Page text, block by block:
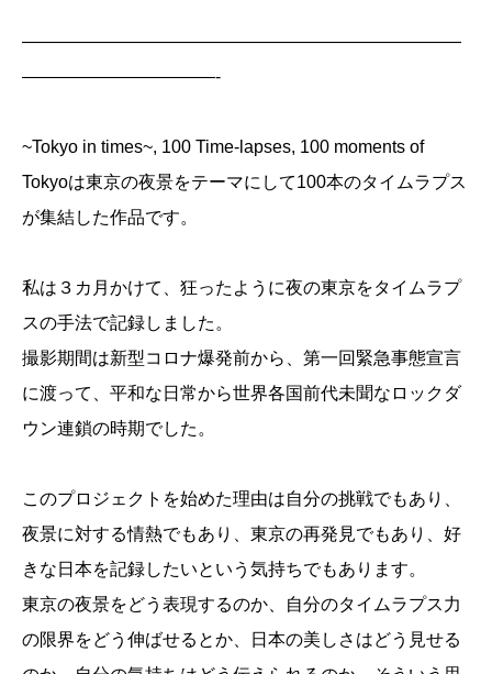
—————————————————————————
———————————-
~Tokyo in times~, 100 Time-lapses, 100 moments of
Tokyoは東京の夜景をテーマにして100本のタイムラプス
が集結した作品です。
私は３カ月かけて、狂ったように夜の東京をタイムラプ
スの手法で記録しました。
撮影期間は新型コロナ爆発前から、第一回緊急事態宣言
に渡って、平和な日常から世界各国前代未聞なロックダ
ウン連鎖の時期でした。
このプロジェクトを始めた理由は自分の挑戦でもあり、
夜景に対する情熱でもあり、東京の再発見でもあり、好
きな日本を記録したいという気持ちでもあります。
東京の夜景をどう表現するのか、自分のタイムラプス力
の限界をどう伸ばせるとか、日本の美しさはどう見せる